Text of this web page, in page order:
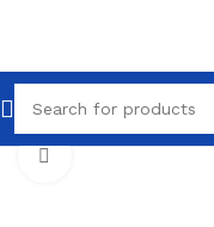
Ana Sayfa Tüm Ürünler